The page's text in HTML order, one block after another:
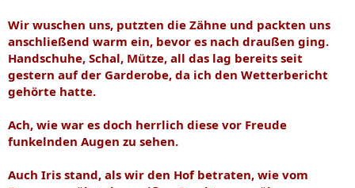
Wir wuschen uns, putzten die Zähne und packten uns
anschließend warm ein, bevor es nach draußen ging.
Handschuhe, Schal, Mütze, all das lag bereits seit
gestern auf der Garderobe, da ich den Wetterbericht
gehörte hatte.
Ach, wie war es doch herrlich diese vor Freude
funkelnden Augen zu sehen.
Auch Iris stand, als wir den Hof betraten, wie vom